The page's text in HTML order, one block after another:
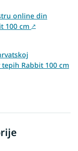
online din
100 cm ↗
Rabbit 100 cm